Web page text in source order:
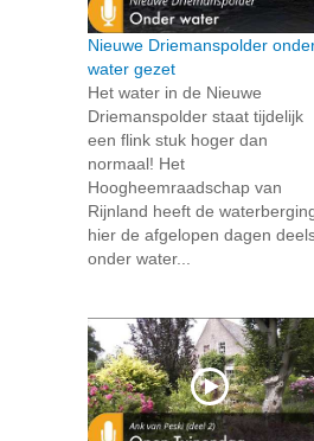
Nieuwe Driemanspolder
water gezet
Het water in de Nieuwe
Driemanspolder staat tijdelijk
een flink stuk hoger dan
normaal! Het
Hoogheemraadschap van
Rijnland heeft de
hier de afgelopen dagen
onder water...